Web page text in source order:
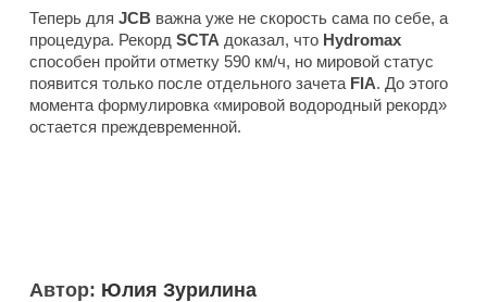
Теперь для JCB важна уже не скорость сама по себе, а
процедура. Рекорд SCTA доказал, что Hydromax
способен пройти отметку 590 км/ч, но мировой статус
появится только после отдельного зачета FIA. До этого
момента формулировка «мировой водородный рекорд»
остается преждевременной.
Автор: Юлия Зурилина